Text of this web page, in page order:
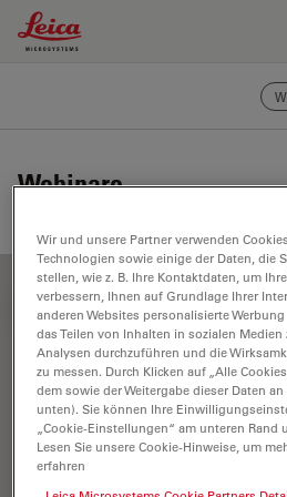
Leica Microsystems Logo
Webinare
FILTER ARTICLES
Geschichte
Wir und unsere Partner verwenden
Technologien sowie einige der Daten, die
stellen, wie z. B. Ihre Kontaktdaten, um
verbessern, Ihnen auf Grundlage Ihrer
anderen Websites personalisierte
das Teilen von Inhalten in sozialen
Analysen durchzuführen und die
zu messen. Durch Klicken auf „Alle
dem sowie der Weitergabe dieser Daten
unten). Sie können Ihre
„Cookie-Einstellungen“ am unteren Rand
Lesen Sie unsere Cookie-Hinweise, um
erfahren